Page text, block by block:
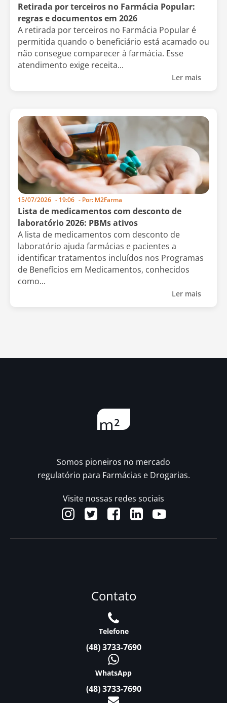
Retirada por terceiros no Farmácia Popular:
regras e documentos em 2026
A retirada por terceiros no Farmácia Popular é
permitida quando o beneficiário está acamado ou
não consegue comparecer à farmácia. Esse
atendimento exige receita...
Ler mais
15/07/2026 - 19:06 - Por: M2Farma
Lista de medicamentos com desconto de
laboratório 2026: PBMs ativos
A lista de medicamentos com desconto de
laboratório ajuda farmácias e pacientes a
identificar tratamentos incluídos nos Programas
de Benefícios em Medicamentos, conhecidos
como...
Ler mais
Somos pioneiros no mercado
regulatório para Farmácias e Drogarias.
Visite nossas redes sociais
Contato
Telefone
(48) 3733-7690
WhatsApp
(48) 3733-7690